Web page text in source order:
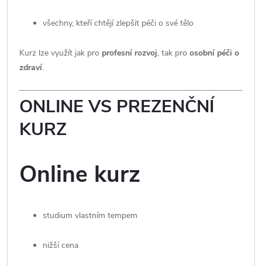
všechny, kteří chtějí zlepšit péči o své tělo
Kurz lze využít jak pro profesní rozvoj, tak pro osobní péči o
zdraví.
ONLINE VS PREZENČNÍ
KURZ
Online kurz
studium vlastním tempem
nižší cena